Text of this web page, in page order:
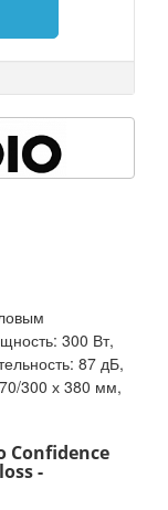
300 Вт,
87 дБ,
300 х 380 мм,
Confidence
-